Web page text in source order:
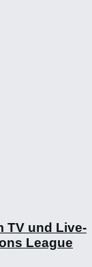
TV und Live-
League